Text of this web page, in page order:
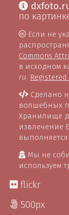
по
Если не
Commons
в исходном
ru
Сделано
волшебных
Хранилище
извлечение
Мы не
используем
flickr
500px